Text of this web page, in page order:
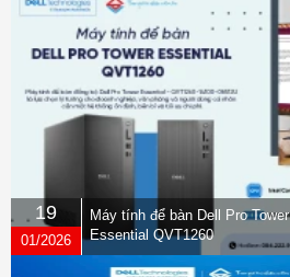
19
01/2026
Máy tính để bàn Dell Pro Tower
Essential QVT1260